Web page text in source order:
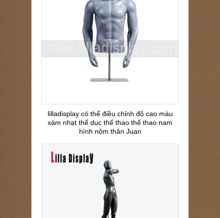
lilladisplay có thể điều chỉnh độ cao màu
xám nhạt thể dục thể thao thể thao nam
hình nộm thân Juan